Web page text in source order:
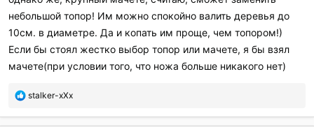
и
л
и
небольшой топор! Им можно спокойно валить деревья до
10см. в диаметре. Да и копать им проще, чем топором!)
Если бы стоял жестко выбор топор или мачете, я бы взял
мачете(при условии того, что ножа больше никакого нет)
П
б
stalker-xXx